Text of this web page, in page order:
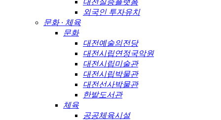
외국인 투자유치
문화 · 체육
문화
대전예술의전당
대전시립연정국악원
대전시립미술관
대전시립박물관
대전선사박물관
한밭도서관
체육
공공체육시설